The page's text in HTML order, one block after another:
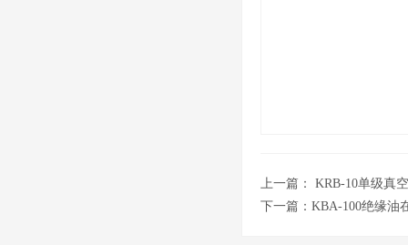
上一篇： KRB-10单级真
下一篇： KBA-100绝缘油